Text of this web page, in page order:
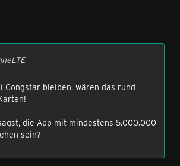
Congstar bleiben, wären das rund
die App mit mindestens 5.000.000
sein?